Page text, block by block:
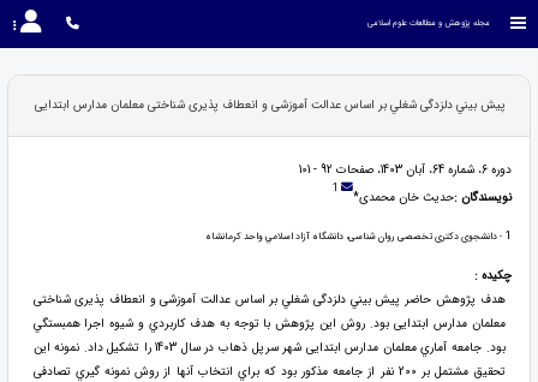
مجله پژوهش و مطالعات علوم اسلامی
پيش بيني دلزدگی شغلي بر اساس عدالت آموزشی و انعطاف پذیری شناختی معلمان مدارس ابتدایی
دوره 6، شماره 64، آبان 1403، صفحات 92 - 101
نویسندگان :حدیث خان محمدی* 1
1 - دانشجوی دکتری تخصصی روان شناسی، دانشگاه آزاد اسلامي واحد كرمانشاه
چکیده :
هدف پژوهش حاضر پيش بيني دلزدگی شغلي بر اساس عدالت آموزشی و انعطاف پذیری شناختی
معلمان مدارس ابتدایی بود. روش اين پژوهش با توجه به هدف كاربردي و شيوه اجرا همبستگي
بود. جامعه آماري معلمان مدارس ابتدایی شهر سرپل ذهاب در سال 1403 را تشكيل داد. نمونه اين
تحقيق مشتمل بر 200 نفر از جامعه مذكور بود كه براي انتخاب آنها از روش نمونه گيري تصادفی